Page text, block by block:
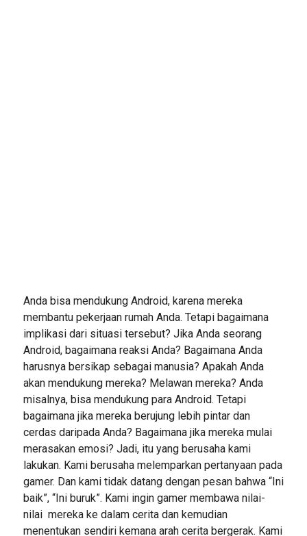
Anda bisa mendukung Android, karena mereka
membantu pekerjaan rumah Anda. Tetapi bagaimana
implikasi dari situasi tersebut? Jika Anda seorang
Android, bagaimana reaksi Anda? Bagaimana Anda
harusnya bersikap sebagai manusia? Apakah Anda
akan mendukung mereka? Melawan mereka? Anda
misalnya, bisa mendukung para Android. Tetapi
bagaimana jika mereka berujung lebih pintar dan
cerdas daripada Anda? Bagaimana jika mereka mulai
merasakan emosi? Jadi, itu yang berusaha kami
lakukan. Kami berusaha melemparkan pertanyaan pada
gamer. Dan kami tidak datang dengan pesan bahwa “Ini
baik”, “Ini buruk”. Kami ingin gamer membawa nilai-
nilai mereka ke dalam cerita dan kemudian
menentukan sendiri kemana arah cerita bergerak. Kami